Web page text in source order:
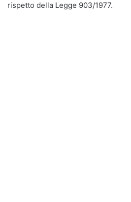
rispetto della Legge 903/1977.